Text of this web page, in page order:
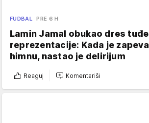
FUDBAL PRE 6 H
Lamin Jamal obukao dres tuđe
reprezentacije: Kada je
himnu, nastao je delirijum
Reaguj Komentariši